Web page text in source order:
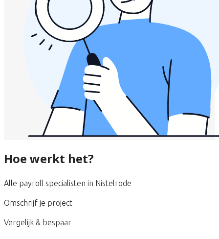
Hoe werkt het?
Alle payroll specialisten in Nistelrode
Omschrijf je project
Vergelijk & bespaar